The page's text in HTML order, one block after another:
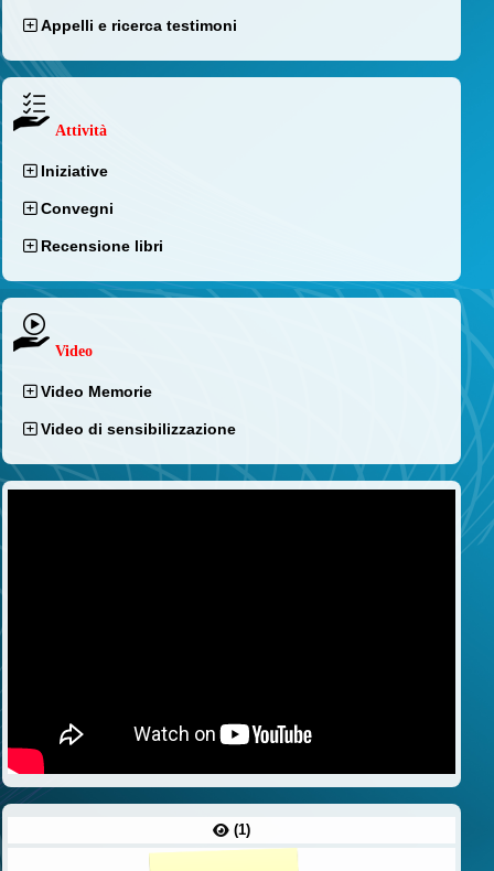
Appelli e ricerca testimoni
Attività
Iniziative
Convegni
Recensione libri
Video
Video Memorie
Video di sensibilizzazione
(1)